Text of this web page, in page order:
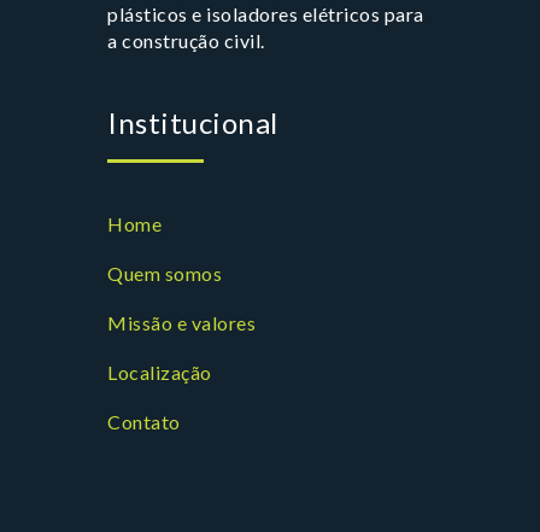
plásticos e isoladores elétricos para
a construção civil.
Institucional
Home
Quem somos
Missão e valores
Localização
Contato